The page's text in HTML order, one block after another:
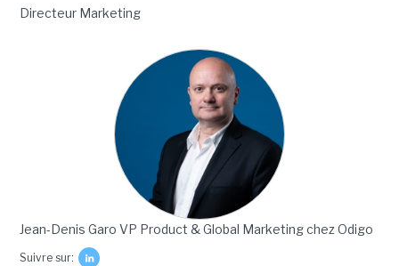
Directeur Marketing
Jean-Denis Garo VP Product & Global Marketing chez Odigo
Suivre sur: